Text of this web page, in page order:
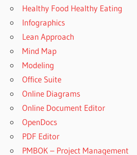
Healthy Food Healthy Eating
Infographics
Lean Approach
Mind Map
Modeling
Office Suite
Online Diagrams
Online Document Editor
OpenDocs
PDF Editor
PMBOK – Project Management